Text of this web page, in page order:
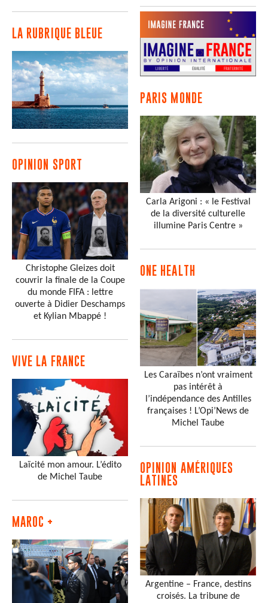
LA RUBRIQUE BLEUE
OPINION SPORT
Christophe Gleizes doit
couvrir la finale de la Coupe
du monde FIFA : lettre
ouverte à Didier Deschamps
et Kylian Mbappé !
VIVE LA FRANCE
Laïcité mon amour. L’édito
de Michel Taube
MAROC +
PARIS MONDE
Carla Arigoni : « le Festival
de la diversité culturelle
illumine Paris Centre »
ONE HEALTH
Les Caraïbes n’ont vraiment
pas intérêt à
l’indépendance des Antilles
françaises ! L’Opi’News de
Michel Taube
OPINION AMÉRIQUES
LATINES
Argentine – France, destins
croisés. La tribune de